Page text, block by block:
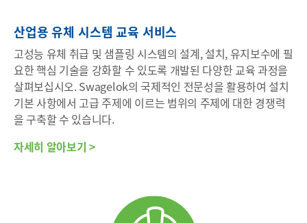
산업용 유체 시스템 교육 서비스
고성능 유체 취급 및 샘플링 시스템의 설계, 설치, 유지보수에 필
요한 핵심 기술을 강화할 수 있도록 개발된 다양한 교육 과정을
살펴보십시오. Swagelok의 국제적인 전문성을 활용하여 설치
기본 사항에서 고급 주제에 이르는 범위의 주제에 대한 경쟁력
을 구축할 수 있습니다.
자세히 알아보기 >